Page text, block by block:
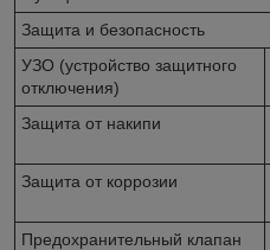
Защита и безопасность
УЗО (устройство защитного
отключения)
Защита от накипи
Защита от коррозии
Предохранительный клапан